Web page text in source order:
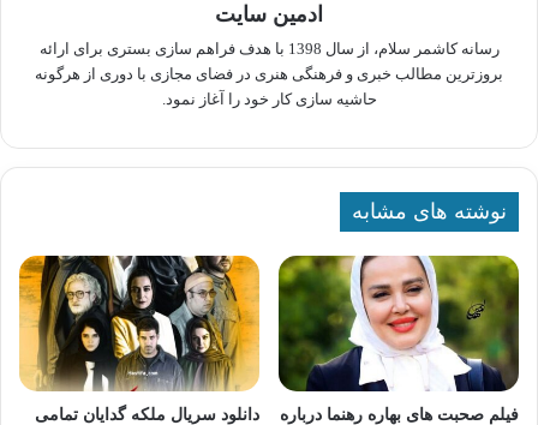
ادمین سایت
رسانه کاشمر سلام، از سال 1398 با هدف فراهم سازی بستری برای ارائه
بروزترین مطالب خبری و فرهنگی هنری در فضای مجازی با دوری از هرگونه
حاشیه سازی کار خود را آغاز نمود.
نوشته های مشابه
فیلم صحبت های بهاره رهنما درباره
دانلود سریال ملکه گدایان تمامی